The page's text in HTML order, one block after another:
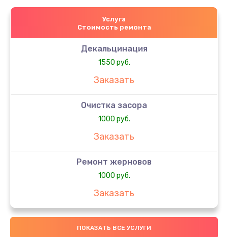
Услуга
Стоимость ремонта
Декальцинация
1550 руб.
Заказать
Очистка засора
1000 руб.
Заказать
Ремонт жерновов
1000 руб.
Заказать
Замена колец
1250 руб.
ПОКАЗАТЬ ВСЕ УСЛУГИ